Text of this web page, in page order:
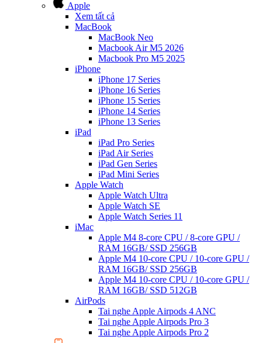
Apple
Xem tất cả
MacBook
MacBook Neo
Macbook Air M5 2026
Macbook Pro M5 2025
iPhone
iPhone 17 Series
iPhone 16 Series
iPhone 15 Series
iPhone 14 Series
iPhone 13 Series
iPad
iPad Pro Series
iPad Air Series
iPad Gen Series
iPad Mini Series
Apple Watch
Apple Watch Ultra
Apple Watch SE
Apple Watch Series 11
iMac
Apple M4 8-core CPU / 8-core GPU /
RAM 16GB/ SSD 256GB
Apple M4 10-core CPU / 10-core GPU /
RAM 16GB/ SSD 256GB
Apple M4 10-core CPU / 10-core GPU /
RAM 16GB/ SSD 512GB
AirPods
Tai nghe Apple Airpods 4 ANC
Tai nghe Apple Airpods Pro 3
Tai nghe Apple Airpods Pro 2